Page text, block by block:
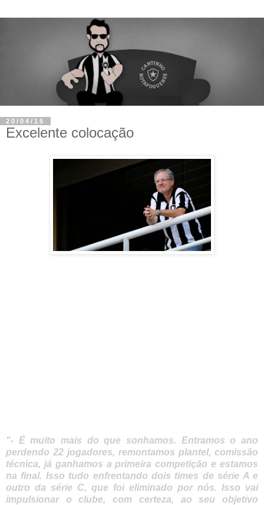
20/04/15
Excelente colocação
"- É muito mais do que sonhamos. Entramos o ano
perdendo 22 jogadores, remontamos plantel, comissão
técnica, já ganhamos a primeira competição e estamos
na final. Isso tudo enfrentando dois times de série A e
outro da série C, que foi eliminado por nós. Isso vai
impulsionar o clube, com certeza, ao seu objetivo